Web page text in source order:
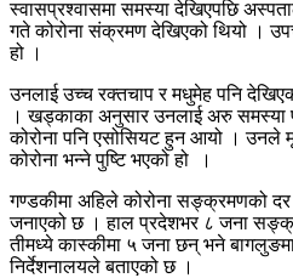
स्वासप्रश्वासमा समस्या देखिएपछि
गते कोरोना संक्रमण देखिएको थियो ।
हो ।
उनलाई उच्च रक्तचाप र मधुमेह पनि
। खड्काका अनुसार उनलाई अरु समस्या
कोरोना पनि एसोसियट हुन आयो ।
कोरोना भन्ने पुष्टि भएको हो ।
गण्डकीमा अहिले कोरोना सङ्क्रमणको
जनाएको छ । हाल प्रदेशभर ८ जना
तीमध्ये कास्कीमा ५ जना छन् भने
निर्देशनालयले बताएको छ ।